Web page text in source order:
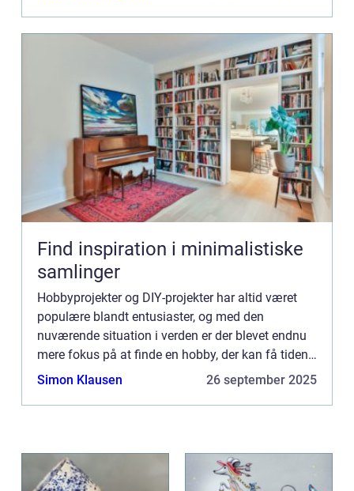
Find inspiration i minimalistiske
samlinger
Hobbyprojekter og DIY-projekter har altid været
populære blandt entusiaster, og med den
nuværende situation i verden er der blevet endnu
mere fokus på at finde en hobby, der kan få tiden
til at gå derhjemme. Heldig...
Simon Klausen 26 september 2025